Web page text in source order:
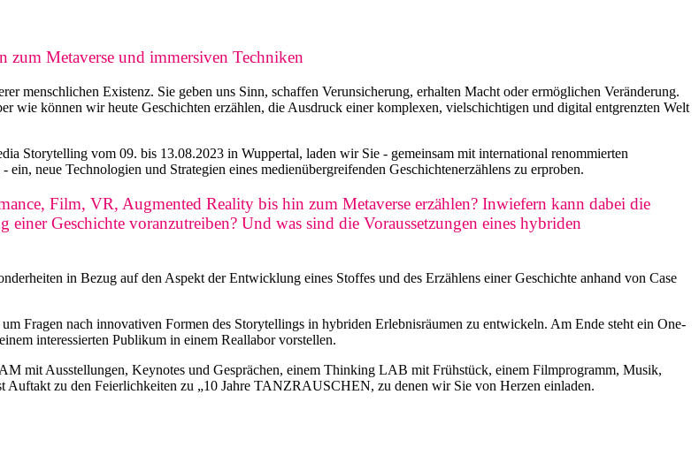
Metaverse und immersiven Techniken
menschlichen Existenz. Sie geben uns Sinn, schaffen Verunsicherung, erhalten Macht oder ermöglichen Veränderung.
wie können wir heute Geschichten erzählen, die Ausdruck einer komplexen, vielschichtigen und digital entgrenzten Welt
vom 09. bis 13.08.2023 in Wuppertal, laden wir Sie - gemeinsam mit international renommierten
neue Technologien und Strategien eines medienübergreifenden Geschichtenerzählens zu erproben.
Film, VR, Augmented Reality bis hin zum Metaverse erzählen? Inwiefern kann dabei die
Geschichte voranzutreiben? Und was sind die Voraussetzungen eines hybriden
in Bezug auf den Aspekt der Entwicklung eines Stoffes und des Erzählens einer Geschichte anhand von Case
Fragen nach innovativen Formen des Storytellings in hybriden Erlebnisräumen zu entwickeln. Am Ende steht ein One-
interessierten Publikum in einem Reallabor vorstellen.
mit Ausstellungen, Keynotes und Gesprächen, einem Thinking LAB mit Frühstück, einem Filmprogramm, Musik,
zu den Feierlichkeiten zu „10 Jahre TANZRAUSCHEN, zu denen wir Sie von Herzen einladen.